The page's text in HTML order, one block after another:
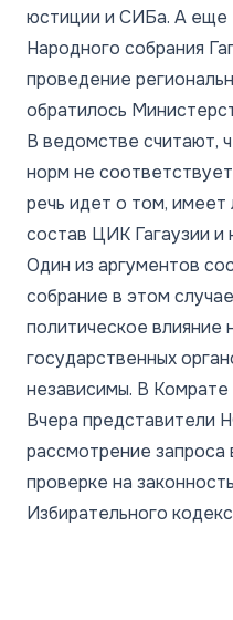
юстиции и СИБа. А еще
Народного собрания
проведение
обратилось
В ведомстве считают,
норм не
речь идет о том, имеет
состав ЦИК Гагаузии и
Один из аргументов
собрание в этом
политическое влияние
государственных
независимы. В Комрате
Вчера представители
рассмотрение
проверке на
Избирательного